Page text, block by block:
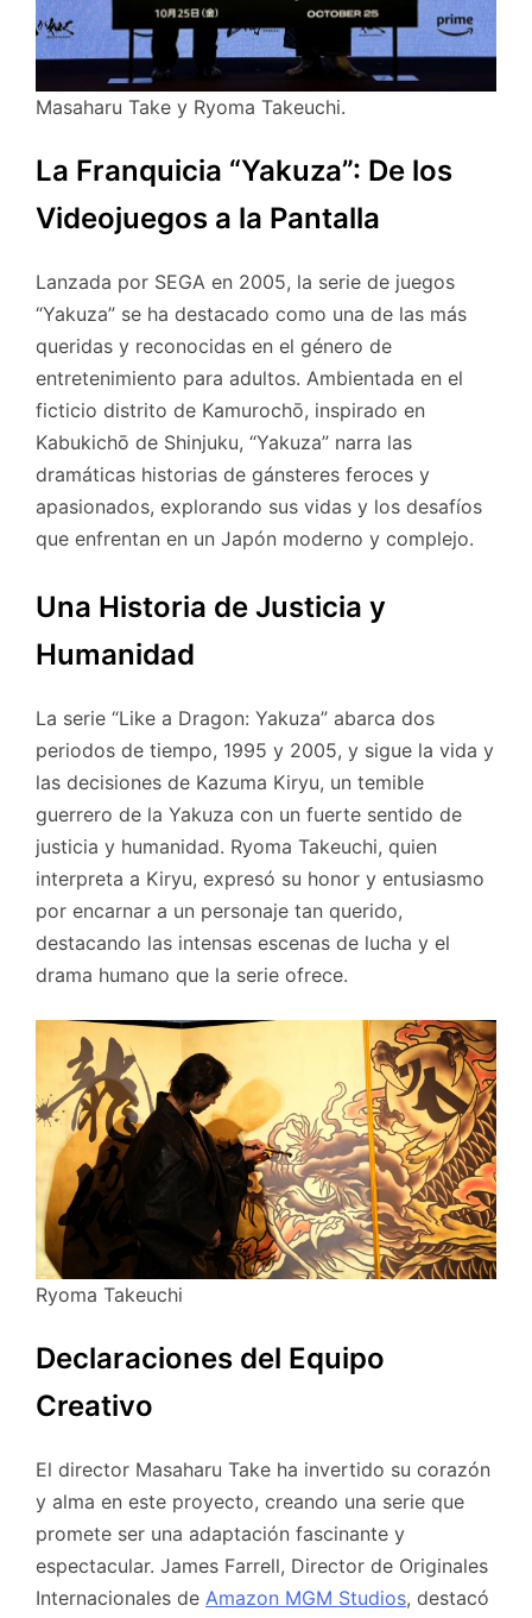
Masaharu Take y Ryoma Takeuchi.
La Franquicia “Yakuza”: De los
Videojuegos a la Pantalla
Lanzada por SEGA en 2005, la serie de juegos
“Yakuza” se ha destacado como una de las más
queridas y reconocidas en el género de
entretenimiento para adultos. Ambientada en el
ficticio distrito de Kamurochō, inspirado en
Kabukichō de Shinjuku, “Yakuza” narra las
dramáticas historias de gánsteres feroces y
apasionados, explorando sus vidas y los desafíos
que enfrentan en un Japón moderno y complejo.
Una Historia de Justicia y
Humanidad
La serie “Like a Dragon: Yakuza” abarca dos
periodos de tiempo, 1995 y 2005, y sigue la vida y
las decisiones de Kazuma Kiryu, un temible
guerrero de la Yakuza con un fuerte sentido de
justicia y humanidad. Ryoma Takeuchi, quien
interpreta a Kiryu, expresó su honor y entusiasmo
por encarnar a un personaje tan querido,
destacando las intensas escenas de lucha y el
drama humano que la serie ofrece.
Ryoma Takeuchi
Declaraciones del Equipo
Creativo
El director Masaharu Take ha invertido su corazón
y alma en este proyecto, creando una serie que
promete ser una adaptación fascinante y
espectacular. James Farrell, Director de Originales
Internacionales de Amazon MGM Studios, destacó